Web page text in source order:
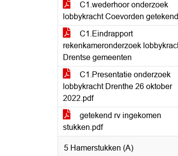
C1.wederhoor onderzoek
lobbykracht Coevorden getekend
C1.Eindrapport
rekenkameronderzoek
Drentse gemeenten
C1.Presentatie onderzoek
lobbykracht Drenthe 26 oktober
2022.pdf
getekend rv ingekomen
stukken.pdf
5 Hamerstukken (A)